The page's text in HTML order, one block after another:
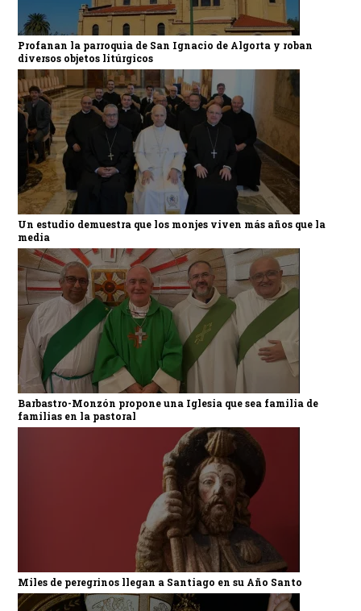
Profanan la parroquia de San Ignacio de Algorta y roban
diversos objetos litúrgicos
Un estudio demuestra que los monjes viven más años que la
media
Barbastro-Monzón propone una Iglesia que sea familia de
familias en la pastoral
Miles de peregrinos llegan a Santiago en su Año Santo